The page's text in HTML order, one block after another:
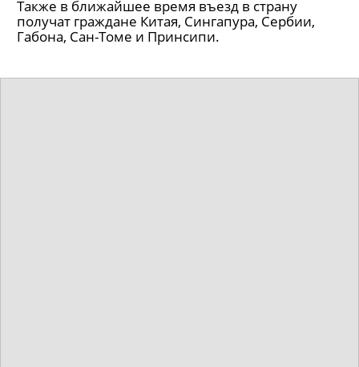
Также в ближайшее время въезд в страну
получат граждане Китая, Сингапура, Сербии,
Габона, Сан-Томе и Принсипи.